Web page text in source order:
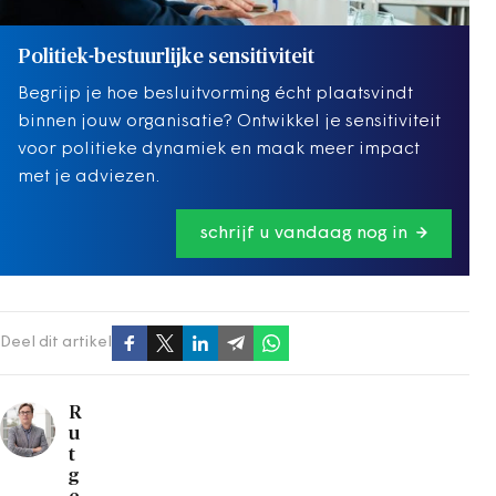
Politiek-bestuurlijke sensitiviteit
Begrijp je hoe besluitvorming écht plaatsvindt
binnen jouw organisatie? Ontwikkel je sensitiviteit
voor politieke dynamiek en maak meer impact
met je adviezen.
schrijf u vandaag nog in
Deel dit artikel
R
u
t
g